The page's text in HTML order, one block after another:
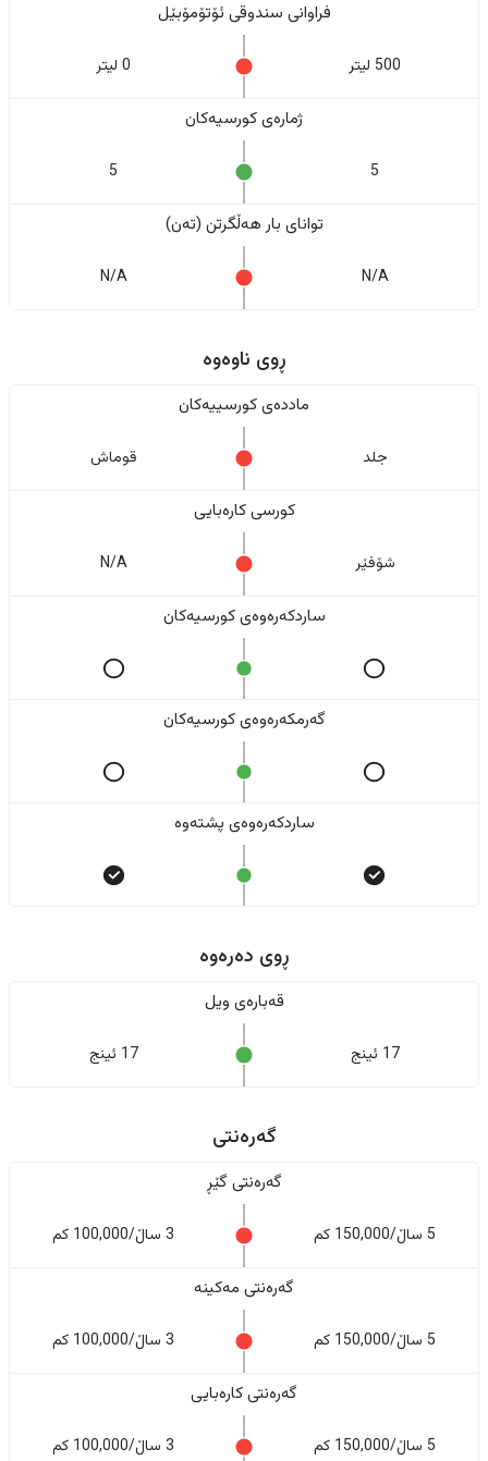
فراوانی سندوقی ئۆتۆمۆبێل
500 لیتر 0 لیتر
ژمارەی کورسیەکان
5
5
تواناى بار هەڵگرتن (تەن)
N/A
N/A
ڕوی ناوەوە
ماددەی کورسییەکان
جلد قوماش
کورسی کارەبایی
شۆفێر N/A
ساردکەرەوەی کورسیەکان
گەرمکەرەوەی کورسیەکان
ساردکەرەوەی پشتەوە
ڕوی دەرەوە
قەبارەی ویل
17 ئینج 17 ئینج
گەرەنتی
گەرەنتی گێڕ
5 ساڵ/150,000 کم 3 ساڵ/100,000 کم
گەرەنتی مەکینە
5 ساڵ/150,000 کم 3 ساڵ/100,000 کم
گەرەنتی کارەبایی
5 ساڵ/150,000 کم 3 ساڵ/100,000 کم